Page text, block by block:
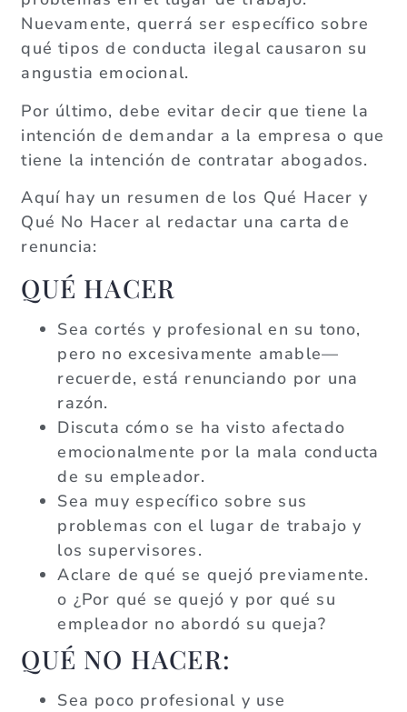
Nuevamente, querrá ser específico sobre
qué tipos de conducta ilegal causaron su
angustia emocional.
Por último, debe evitar decir que tiene la
intención de demandar a la empresa o que
tiene la intención de contratar abogados.
Aquí hay un resumen de los Qué Hacer y
Qué No Hacer al redactar una carta de
renuncia:
QUÉ HACER
Sea cortés y profesional en su tono,
pero no excesivamente amable—
recuerde, está renunciando por una
razón.
Discuta cómo se ha visto afectado
emocionalmente por la mala conducta
de su empleador.
Sea muy específico sobre sus
problemas con el lugar de trabajo y
los supervisores.
Aclare de qué se quejó previamente.
o ¿Por qué se quejó y por qué su
empleador no abordó su queja?
QUÉ NO HACER:
Sea poco profesional y use